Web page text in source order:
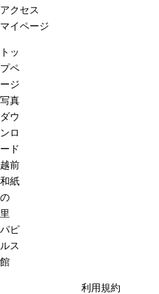
アクセス
マイページ
トッ
プペ
ージ
写真
ダウ
ンロ
ード
越前
和紙
の
里
パピ
ルス
館
利用規約